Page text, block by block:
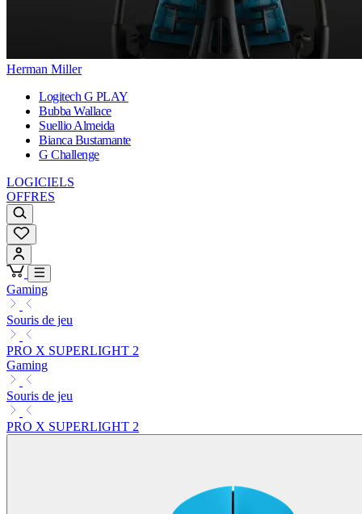
Herman Miller
Logitech G PLAY
Bubba Wallace
Suellio Almeida
Bianca Bustamante
G Challenge
LOGICIELS
OFFRES
Gaming
Souris de jeu
PRO X SUPERLIGHT 2
Gaming
Souris de jeu
PRO X SUPERLIGHT 2